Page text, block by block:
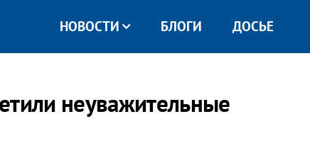
НОВОСТИ БЛОГИ ДОСЬЕ
неуважительные